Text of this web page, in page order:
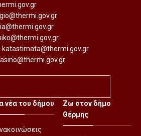
katastimata@thermi.gov.gr
νέα του δήμου
Ζω στον δήμο
Θέρμης